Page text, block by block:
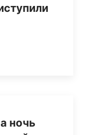
ночь